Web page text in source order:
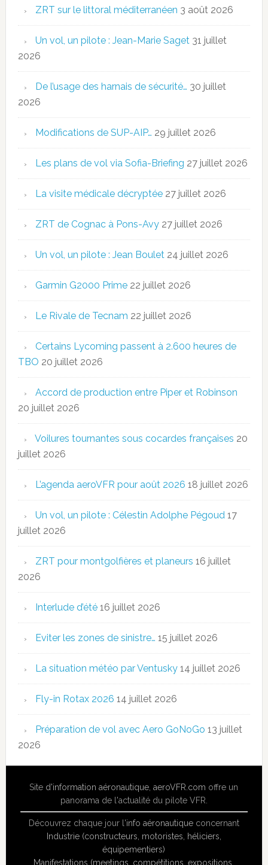
ZRT sur le littoral méditerranéen 3 août 2026
Un vol, un pilote : Jean-Marie Saget 31 juillet
2026
De l’usage des harnais de sécurité… 30 juillet
2026
Modifications de SUP-AIP… 29 juillet 2026
Les plans de vol via Sofia-Briefing 27 juillet 2026
La visite médicale décryptée 27 juillet 2026
ZRT de Cognac à Pons-Avy 27 juillet 2026
Un vol, un pilote : Jean Boulet 24 juillet 2026
Garmin G2000 Prime 22 juillet 2026
Le Rivale de Tecnam 22 juillet 2026
Certains Lycoming passent à 2.600 heures de
TBO 20 juillet 2026
Accord de production entre Piper et Robinson
20 juillet 2026
Voilures tournantes sous cocardes françaises 20
juillet 2026
L’agenda aeroVFR pour août 2026 18 juillet 2026
Un vol, un pilote : Célestin Adolphe Pégoud 17
juillet 2026
ZRT pour montgolfières et planeurs 16 juillet
2026
Interlude d’été 16 juillet 2026
Eviter les zones de sinistre… 15 juillet 2026
La situation météo par Ventusky 14 juillet 2026
Fly-in Rotax 2026 14 juillet 2026
Préparation de vol avec Aero GoNoGo 13 juillet
2026
Site d'information aéronautique,aeroVFR.com offre un
panorama de l'actualité du pilote VFR.
Découvrez chaque jour l'info aéronautiqueconcernant
Industrie (constructeurs, motoristes, héliciers,
équipementiers)
Manifestations (meetings, compétitions, expositions,